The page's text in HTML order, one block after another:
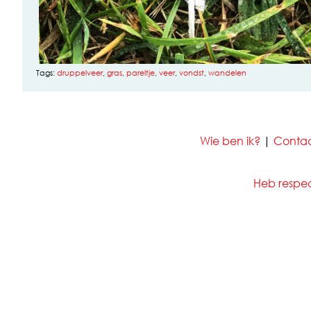
Tags:druppelveer, gras, pareltje, veer, vondst, wandelen
Wie ben ik? |
Heb